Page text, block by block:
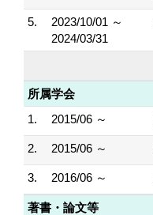
5.
2023/10/01 ～
2024/03/31
所属学会
1.
2015/06 ～
2. 2015/06 ～
3. 2016/06 ～
著書・論文等